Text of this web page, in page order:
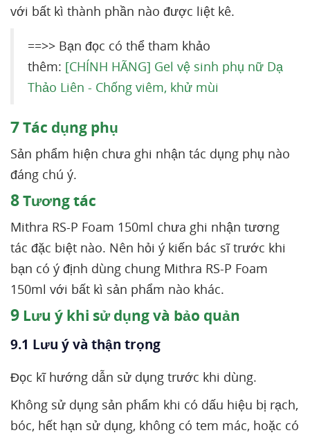
với bất kì thành phần nào được liệt kê.
==>> Bạn đọc có thể tham khảo
thêm: [CHÍNH HÃNG] Gel vệ sinh phụ nữ Dạ
Thảo Liên - Chống viêm, khử mùi
7Tác dụng phụ
Sản phẩm hiện chưa ghi nhận tác dụng phụ nào
đáng chú ý.
8Tương tác
Mithra RS-P Foam 150ml chưa ghi nhận tương
tác đặc biệt nào. Nên hỏi ý kiến bác sĩ trước khi
bạn có ý định dùng chung Mithra RS-P Foam
150ml với bất kì sản phẩm nào khác.
9 Lưu ý khi sử dụng và bảo quản
9.1 Lưu ý và thận trọng
Đọc kĩ hướng dẫn sử dụng trước khi dùng.
Không sử dụng sản phẩm khi có dấu hiệu bị rạch,
bóc, hết hạn sử dụng, không có tem mác, hoặc có